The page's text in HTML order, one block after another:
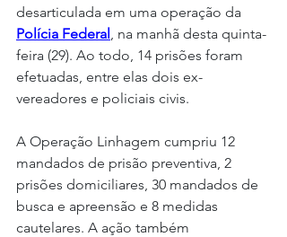
desarticulada em uma operação da
Polícia Federal , na manhã desta quinta-
feira (29). Ao todo, 14 prisões foram
efetuadas, entre elas dois ex-
vereadores e policiais civis.
A Operação Linhagem cumpriu 12
mandados de prisão preventiva, 2
prisões domiciliares, 30 mandados de
busca e apreensão e 8 medidas
cautelares. A ação também